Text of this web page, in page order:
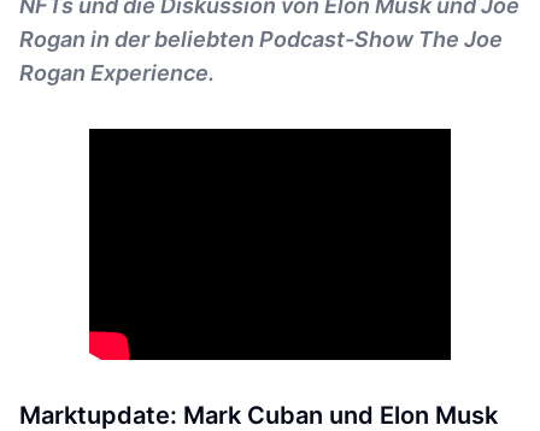
NFTs und die Diskussion von Elon Musk und Joe
Rogan in der beliebten Podcast-Show The Joe
Rogan Experience.
Marktupdate: Mark Cuban und Elon Musk